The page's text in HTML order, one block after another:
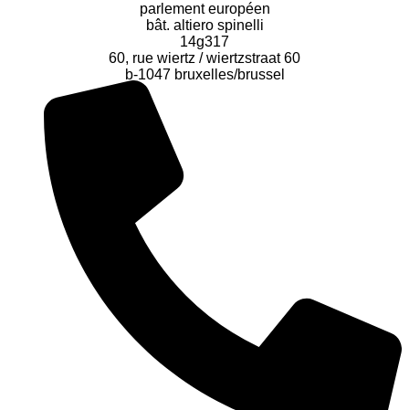
parlement européen
bât. altiero spinelli
14g317
60, rue wiertz / wiertzstraat 60
b-1047 bruxelles/brussel